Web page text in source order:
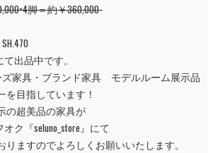
脚＝約￥360,000-
て出品中です。
家具・ブランド家具 モデルルーム展示品
を目指しています！
の超美品の家具が
オク『seluno_store』にて
ますのでよろしくお願いいたします。